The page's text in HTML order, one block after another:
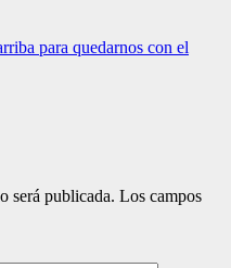
para quedarnos con el
será publicada. Los campos